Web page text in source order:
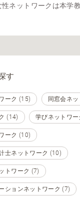
ネットワークは本学
す
ーク (15) 同窓会ネ
(14) 学びネットワ
ーク (10)
士ネットワーク (10)
トワーク (7)
ションネットワーク (7)